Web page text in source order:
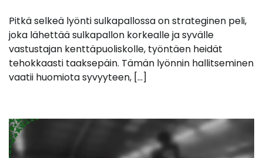
Pitkä selkeä lyönti sulkapallossa on strateginen peli,
joka lähettää sulkapallon korkealle ja syvälle
vastustajan kenttäpuoliskolle, työntäen heidät
tehokkaasti taaksepäin. Tämän lyönnin hallitseminen
vaatii huomiota syvyyteen, […]